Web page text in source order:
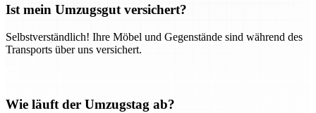
Ist mein Umzugsgut versichert?
Selbstverständlich! Ihre Möbel und Gegenstände sind während des
Transports über uns versichert.
Wie läuft der Umzugstag ab?